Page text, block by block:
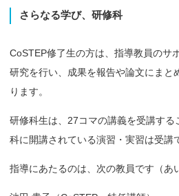
さらなる学び、 研修科
CoSTEP修了生の方は、指導教員のサ
研究を行い、成果を報告や論文にまと
ります。
研修科生は、27コマの講義を受講する
科に開講されている演習・実習は受講
指導にあたるのは、次の教員です（あ